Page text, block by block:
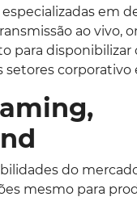
em
ao vivo,
para
setores corporativo
do
mesmo para